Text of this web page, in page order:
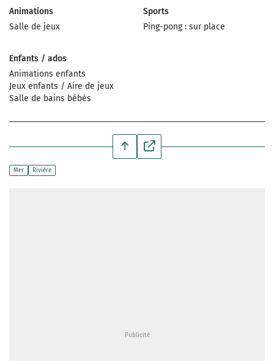
Animations
Salle de jeux
Sports
Ping-pong : sur place
Enfants / ados
Animations enfants
Jeux enfants / Aire de jeux
Salle de bains bébés
Mer Rivière